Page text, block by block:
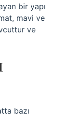
bir yapı
mavi ve
ve
bazı